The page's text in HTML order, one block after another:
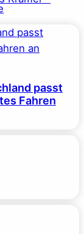
passt
Fahren